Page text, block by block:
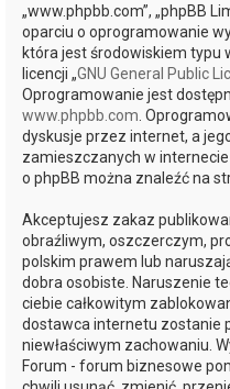
„www.phpbb.com”, „phpBB
oparciu o oprogramowanie
która jest środowiskiem typu
licencji „GNU General Public
Oprogramowanie jest
www.phpbb.com .
dyskusje przez internet, a
zamieszczanych w
o phpBB można znaleźć na
Akceptujesz zakaz
obraźliwym, oszczerczym,
polskim prawem lub
dobra osobiste. Naruszenie
ciebie całkowitym
dostawca internetu zostanie
niewłaściwym zachowaniu.
Forum - forum biznesowe